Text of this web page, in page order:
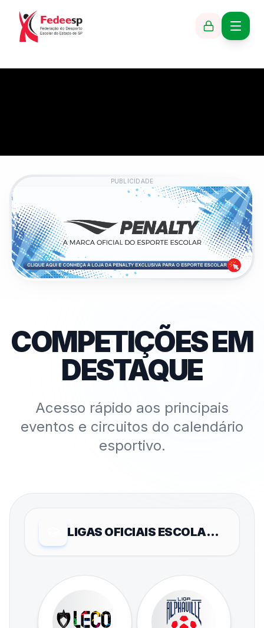
PUBLICIDADE
COMPETIÇÕES EM
DESTAQUE
Acesso rápido aos principais
eventos e circuitos do calendário
esportivo.
LIGAS OFICIAIS ESCOLARES